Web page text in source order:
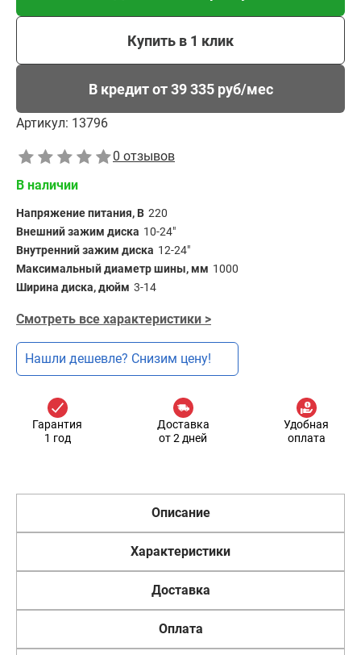
Купить в 1 клик
В кредит от 39 335 руб/мес
Артикул: 13796
0 отзывов
В наличии
Напряжение питания, В 220
Внешний зажим диска 10-24"
Внутренний зажим диска 12-24"
Максимальный диаметр шины, мм 1000
Ширина диска, дюйм 3-14
Смотреть все характеристики >
Нашли дешевле? Снизим цену!
Гарантия
1 год
Доставка
от 2 дней
Удобная
оплата
Описание
Характеристики
Доставка
Оплата